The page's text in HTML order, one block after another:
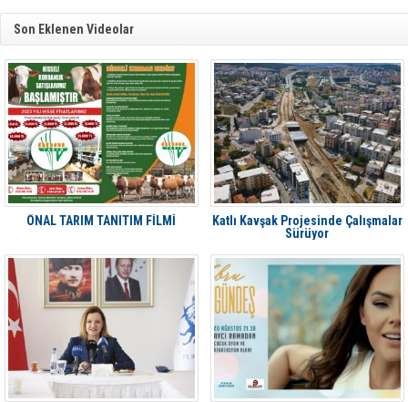
Son Eklenen Videolar
ÖNAL TARIM TANITIM FİLMİ
Katlı Kavşak Projesinde Çalışmalar
Sürüyor